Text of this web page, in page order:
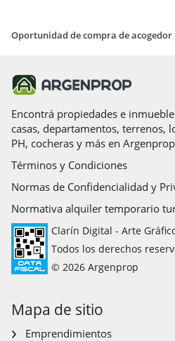
Encontrá propiedades e
casas, departamentos, terrenos,
PH, cocheras y más en
Términos y Condiciones
Normas de Confidencialidad y
Normativa alquiler temporario
Clarín Digital - Arte
Todos los derechos
© 2026 Argenprop
Mapa de sitio
Emprendimientos